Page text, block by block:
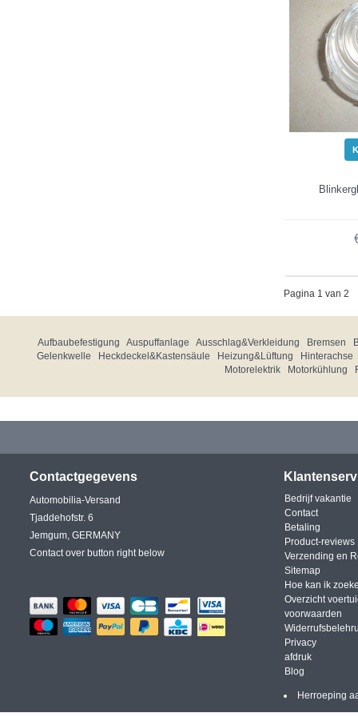
Pagina 1 van 2
Aufbaubefestigung Auspuffanlage Ausschlag&Verkleidung Bremsen
Gelenkwelle
Heckdeckel&Kastensäule Heizung&Lüftung
Hinterachse
Motorelektrik
Motorkühlung
Contactgegevens
Automobilia-Versand
Tjaddehofstr. 6
Jemgum, GERMANY
Contact over button right below
Bedrijf vakantie
Contact
Betaling
Product-reviews
Verzending en
Sitemap
Hoe kan ik
Overzicht
voorwaarden
Privacy
afdruk
Blog
Herroeping